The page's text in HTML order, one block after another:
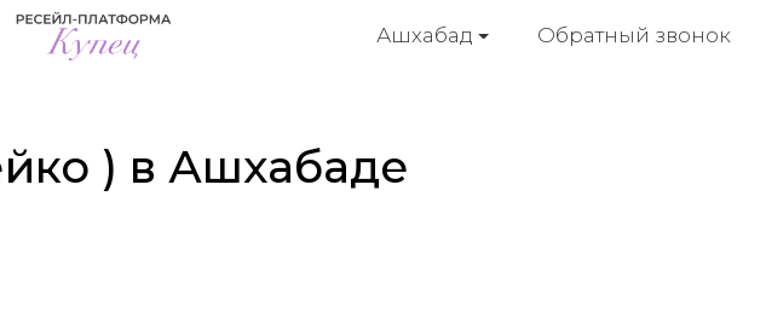
Ашхабад Обратный звонок
) в Ашхабаде